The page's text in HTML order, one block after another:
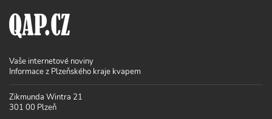
Vaše internetové noviny
Informace z Plzeňského kraje kvapem
Zikmunda Wintra 21
301 00 Plzeň